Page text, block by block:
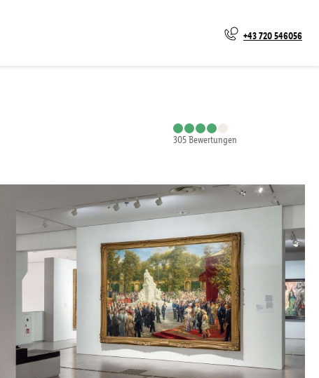
+43 720 546056
305Bewertungen